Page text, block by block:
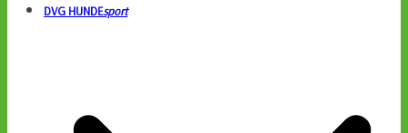
DVG HUNDEsport